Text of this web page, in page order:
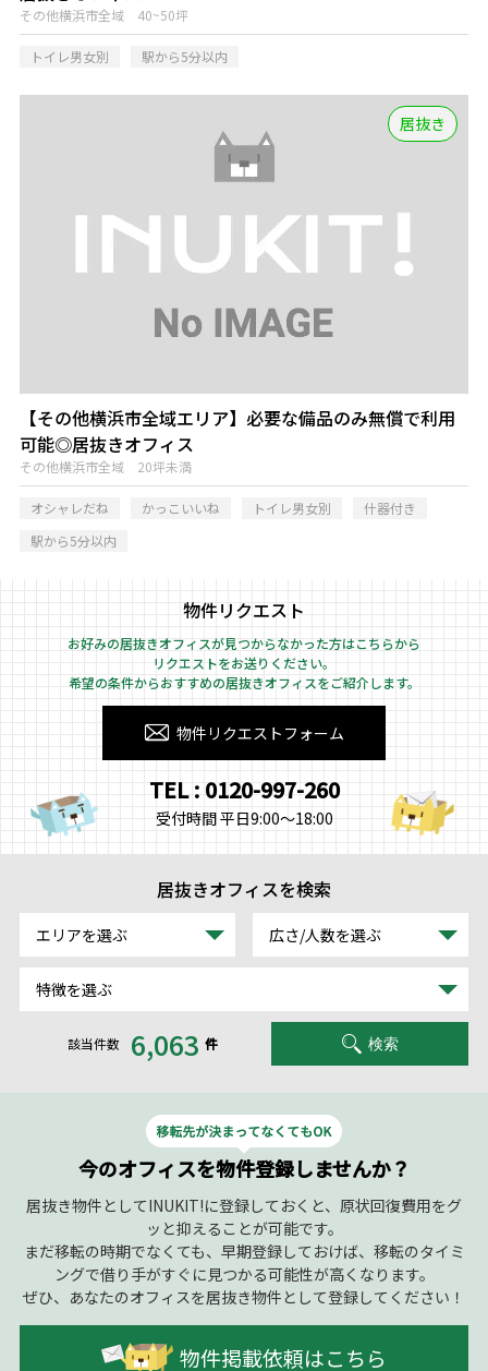
その他横浜市全域 40~50坪
トイレ男女別 駅から5分以内
居抜き
【その他横浜市全域エリア】必要な備品のみ無償で利用
可能◎居抜きオフィス
その他横浜市全域 20坪未満
オシャレだね かっこいいね トイレ男女別
什器付き
駅から5分以内
物件リクエスト
お好みの居抜きオフィスが見つからなかった方はこちらから
リクエストをお送りください。
希望の条件からおすすめの居抜きオフィスをご紹介します。
物件リクエストフォーム
TEL : 0120-997-260
受付時間 平日9:00～18:00
居抜きオフィスを検索
エリアを選ぶ 広さ/人数を選ぶ
特徴を選ぶ
該当件数 6,063 件 検索
今のオフィスを物件登録しませんか？
居抜き物件としてINUKIT!に登録しておくと、原状回復費用をグ
ッと抑えることが可能です。
まだ移転の時期でなくても、早期登録しておけば、移転のタイミ
ングで借り手がすぐに見つかる可能性が高くなります。
ぜひ、あなたのオフィスを居抜き物件として登録してください！
物件掲載依頼はこちら